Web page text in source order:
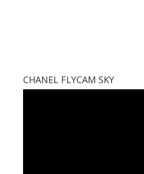
CHANEL FLYCAM SKY